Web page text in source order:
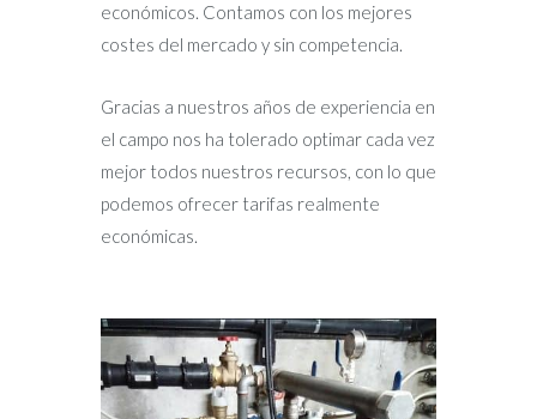
económicos. Contamos con los mejores
costes del mercado y sin competencia.
Gracias a nuestros años de experiencia en
el campo nos ha tolerado optimar cada vez
mejor todos nuestros recursos, con lo que
podemos ofrecer tarifas realmente
económicas.